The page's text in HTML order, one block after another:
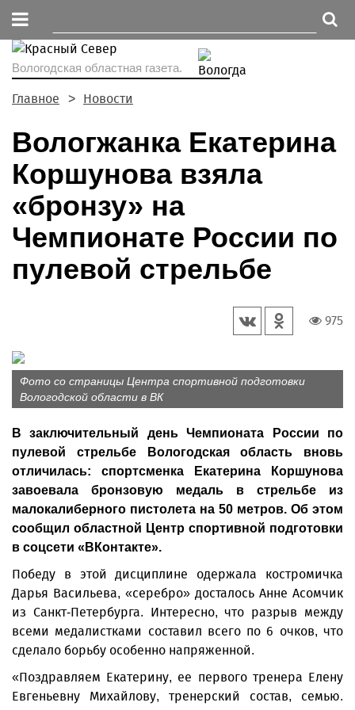
Вологодская областная газета.
Главное Новости
Вологжанка Екатерина
Коршунова взяла
«бронзу» на
Чемпионате России по
пулевой стрельбе
975
Фото со страницы Центра спортивной подготовки
Вологодской области в ВК
В заключительный день Чемпионата России по
пулевой стрельбе Вологодская область вновь
отличилась: спортсменка Екатерина Коршунова
завоевала бронзовую медаль в стрельбе из
малокалиберного пистолета на 50 метров. Об этом
сообщил областной Центр спортивной подготовки
в соцсети «ВКонтакте».
Победу в этой дисциплине одержала костромичка
Дарья Васильева, «серебро» досталось Анне Асомчик
из Санкт-Петербурга. Интересно, что разрыв между
всеми медалистками составил всего по 6 очков, что
сделало борьбу особенно напряженной.
«Поздравляем Екатерину, ее первого тренера Елену
Евгеньевну Михайлову, тренерский состав, семью.